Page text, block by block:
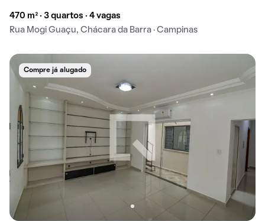
470 m² · 3 quartos · 4 vagas
Rua Mogi Guaçu, Chácara da Barra · Campinas
Compre já alugado